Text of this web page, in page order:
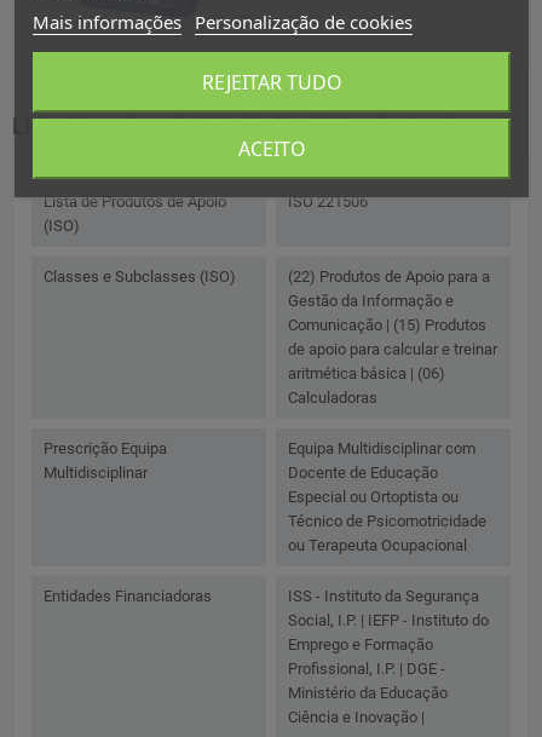
Lista Homologada ISO de Produtos de Apoio
Lista de Produtos de Apoio
(ISO)
ISO 221506
Classes e Subclasses (ISO)
(22) Produtos de Apoio para a
Gestão da Informação e
Comunicação | (15) Produtos
de apoio para calcular e treinar
aritmética básica | (06)
Calculadoras
Prescrição Equipa
Multidisciplinar
Equipa Multidisciplinar com
Docente de Educação
Especial ou Ortoptista ou
Técnico de Psicomotricidade
ou Terapeuta Ocupacional
Entidades Financiadoras
ISS - Instituto da Segurança
Social, I.P. | IEFP - Instituto do
Emprego e Formação
Profissional, I.P. | DGE -
Ministério da Educação
Ciência e Inovação |
Mais informações Personalização de cookies
REJEITAR TUDO
ACEITO